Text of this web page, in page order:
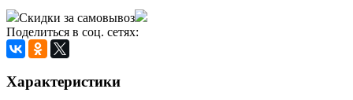
Скидки за самовывоз
Поделиться в соц. сетях:
Характеристики